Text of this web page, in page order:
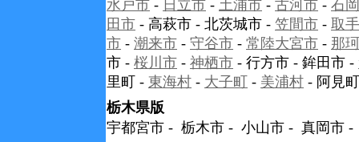
水戸市 - 日立市 - 土浦市 - 古河市 - 石
田市 - 高萩市 - 北茨城市 - 笠間市 - 取
市 - 潮来市 - 守谷市 - 常陸大宮市 - 那
市 - 桜川市 - 神栖市 - 行方市 - 鉾田市 -
里町 - 東海村 - 大子町 - 美浦村 - 阿見
栃木県版
宇都宮市 - 栃木市 - 小山市 - 真岡市